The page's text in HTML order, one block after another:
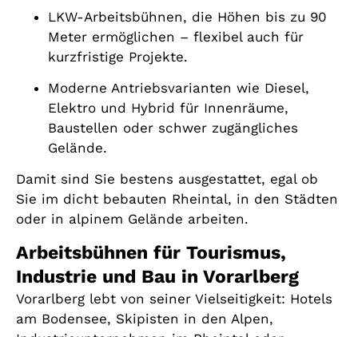
LKW-Arbeitsbühnen, die Höhen bis zu 90
Meter ermöglichen – flexibel auch für
kurzfristige Projekte.
Moderne Antriebsvarianten wie Diesel,
Elektro und Hybrid für Innenräume,
Baustellen oder schwer zugängliches
Gelände.
Damit sind Sie bestens ausgestattet, egal ob
Sie im dicht bebauten Rheintal, in den Städten
oder in alpinem Gelände arbeiten.
Arbeitsbühnen für Tourismus,
Industrie und Bau in Vorarlberg
Vorarlberg lebt von seiner Vielseitigkeit: Hotels
am Bodensee, Skipisten in den Alpen,